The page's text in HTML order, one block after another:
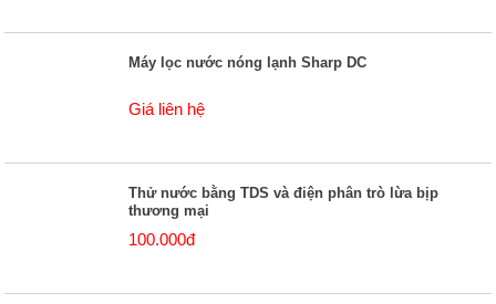
Máy lọc nước nóng lạnh Sharp DC
Giá liên hệ
Thử nước bằng TDS và điện phân trò lừa bịp
thương mại
100.000đ